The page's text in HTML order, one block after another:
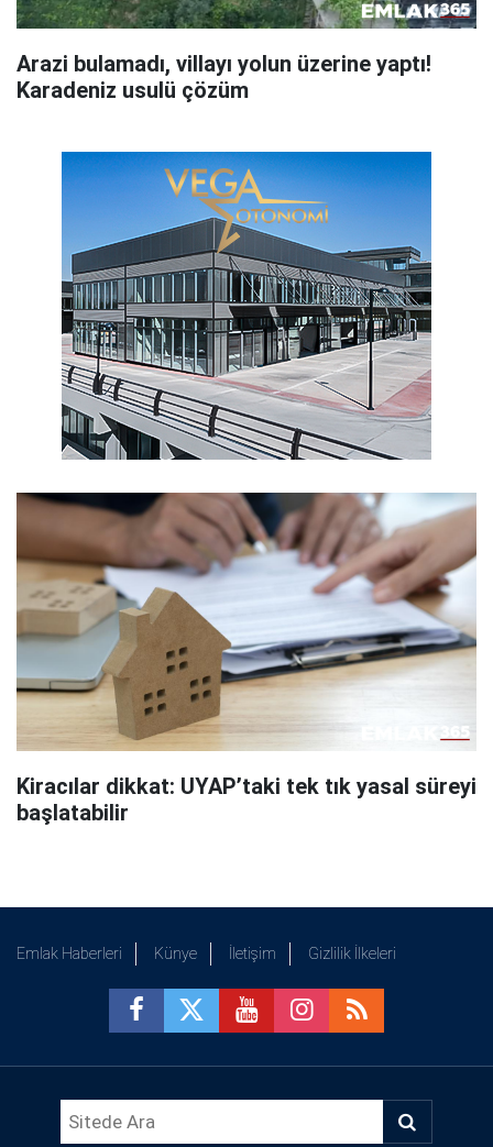
Arazi bulamadı, villayı yolun üzerine yaptı!
Karadeniz usulü çözüm
Kiracılar dikkat: UYAP’taki tek tık yasal süreyi
başlatabilir
Emlak Haberleri Künye İletişim Gizlilik İlkeleri